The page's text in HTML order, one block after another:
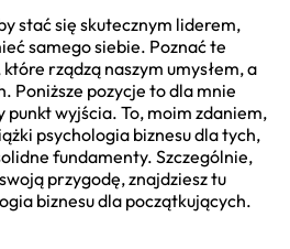
stać się skutecznym liderem,
samego siebie. Poznać te
rządzą naszym umysłem, a
Poniższe pozycje to dla mnie
punkt wyjścia. To, moim zdaniem,
psychologia biznesu dla tych,
fundamenty. Szczególnie,
przygodę, znajdziesz tu
biznesu dla początkujących.